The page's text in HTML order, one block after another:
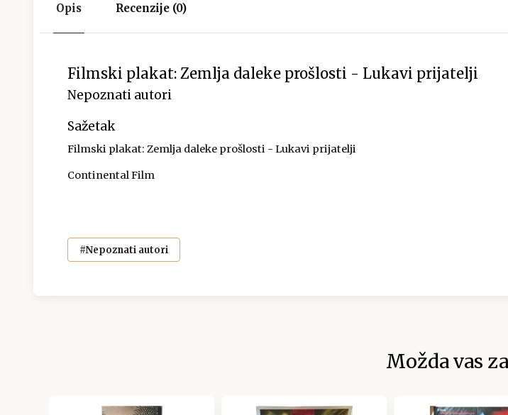
Opis Recenzije (0)
Filmski plakat: Zemlja daleke prošlosti - Lukavi prijatelji
Nepoznati autori
Sažetak
Filmski plakat: Zemlja daleke prošlosti - Lukavi prijatelji
Continental Film
#Nepoznati autori
Možda vas